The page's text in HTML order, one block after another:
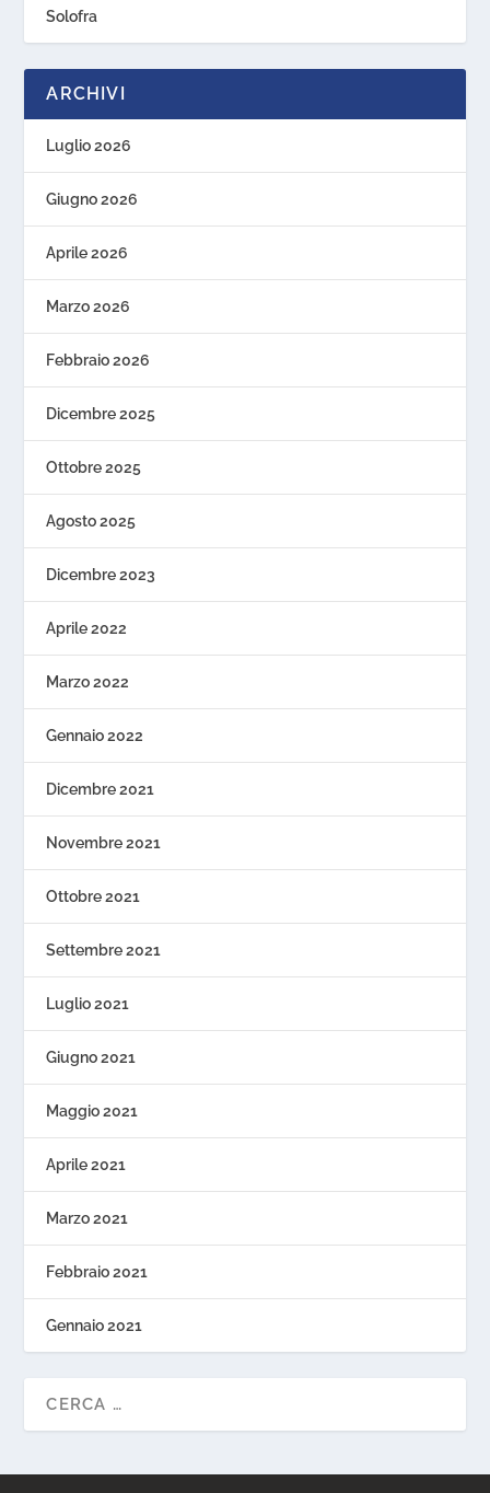
Solofra
ARCHIVI
Luglio 2026
Giugno 2026
Aprile 2026
Marzo 2026
Febbraio 2026
Dicembre 2025
Ottobre 2025
Agosto 2025
Dicembre 2023
Aprile 2022
Marzo 2022
Gennaio 2022
Dicembre 2021
Novembre 2021
Ottobre 2021
Settembre 2021
Luglio 2021
Giugno 2021
Maggio 2021
Aprile 2021
Marzo 2021
Febbraio 2021
Gennaio 2021